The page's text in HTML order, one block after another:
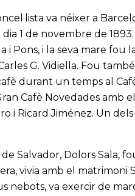
va néixer a
1 de novembre de
i Pons, i la seva mare fou
G. Vidiella. Fou
durant un temps al
Cafè Novedades amb
i Ricard Jiménez. Un
Salvador, Dolors Sala,
vivia amb el matrimoni
nebots, va exercir de